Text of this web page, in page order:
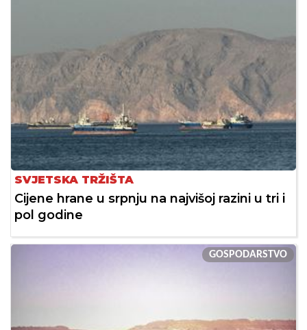
SVJETSKA TRŽIŠTA
Cijene hrane u srpnju na najvišoj razini u tri i
pol godine
GOSPODARSTVO